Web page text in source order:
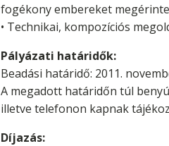
fogékony embereket
• Technikai, kompozíciós
Pályázati határidők:
Beadási határidő: 2011.
A megadott határidőn túl
illetve telefonon kapnak
Díjazás: